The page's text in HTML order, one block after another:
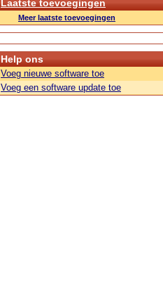
Laatste toevoegingen
Meer laatste toevoegingen
Help ons
Voeg nieuwe software toe
Voeg een software update toe